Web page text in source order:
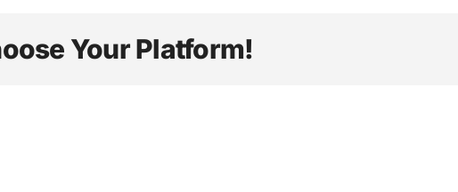
Your Platform!